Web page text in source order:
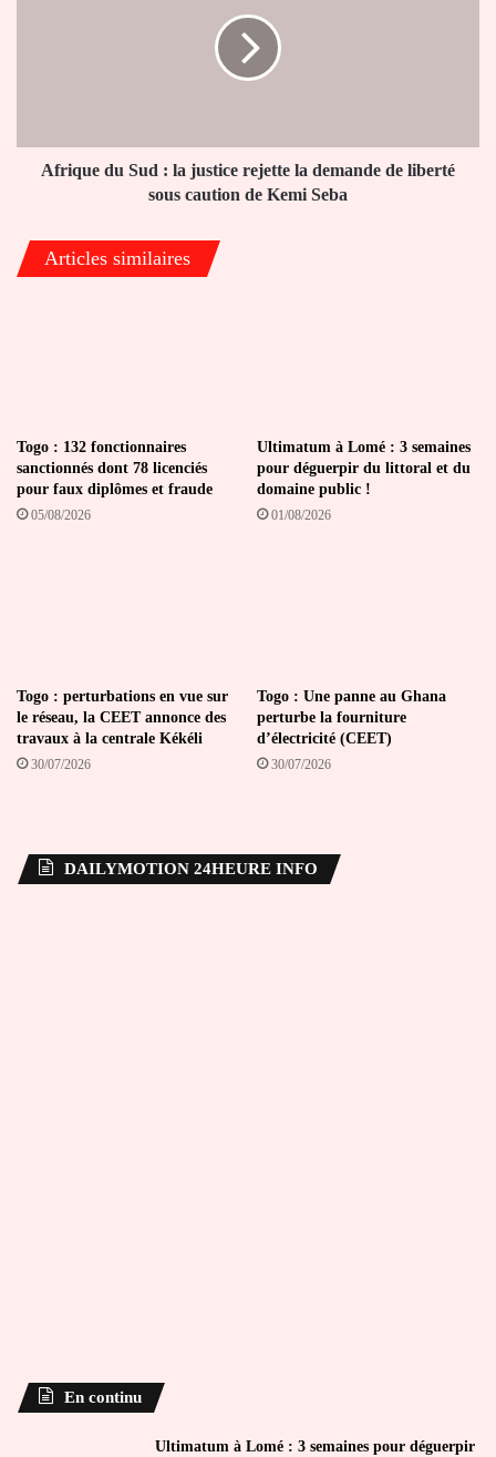
demande
caution
de
Afrique du Sud : la justice rejette la demande de liberté
sous caution de Kemi Seba
Articles similaires
Togo : 132 fonctionnaires
sanctionnés dont 78 licenciés
pour faux diplômes et fraude
05/08/2026
Ultimatum à Lomé : 3 semaines
pour déguerpir du littoral et du
domaine public !
01/08/2026
Togo : perturbations en vue sur
le réseau, la CEET annonce des
travaux à la centrale Kékéli
30/07/2026
Togo : Une panne au Ghana
perturbe la fourniture
d’électricité (CEET)
30/07/2026
DAILYMOTION 24HEURE INFO
En continu
Ultimatum à Lomé : 3 semaines pour déguerpir